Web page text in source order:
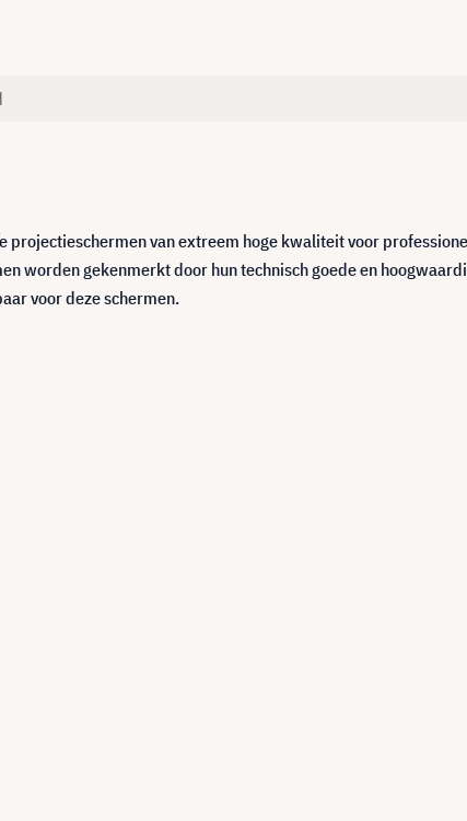
van extreem hoge kwaliteit voor
worden gekenmerkt door hun technisch goede en
voor deze schermen.